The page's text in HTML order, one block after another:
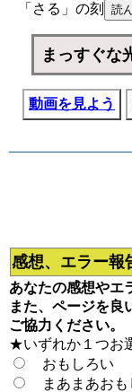
「さる」の刻
まっすぐな
動画を見よう
感想、エラー報
あなたの感想やエ
また、ページを良
ご協力ください。
★いずれか１つお
おもしろい
まあまあおも